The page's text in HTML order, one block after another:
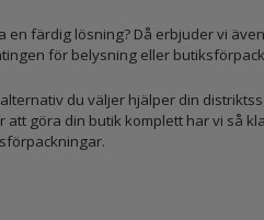
en färdig lösning? Då erbjuder vi
för belysning eller
du väljer hjälper din
att göra din butik komplett har vi så